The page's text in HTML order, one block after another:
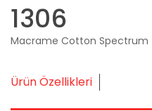
1306
Macrame Cotton Spectrum
Ürün Özellikleri